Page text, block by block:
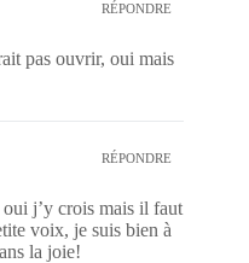
RÉPONDRE
pas ouvrir, oui mais
RÉPONDRE
j’y crois mais il faut
voix, je suis bien à
la joie!